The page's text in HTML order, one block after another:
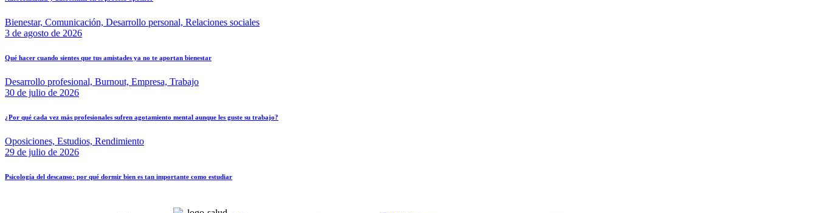
Bienestar, Comunicación, Desarrollo personal, Relaciones sociales
3 de agosto de 2026
Qué hacer cuando sientes que tus amistades ya no te aportan bienestar
Desarrollo profesional, Burnout, Empresa, Trabajo
30 de julio de 2026
¿Por qué cada vez más profesionales sufren agotamiento mental aunque les guste su trabajo?
Oposiciones, Estudios, Rendimiento
29 de julio de 2026
Psicología del descanso: por qué dormir bien es tan importante como estudiar